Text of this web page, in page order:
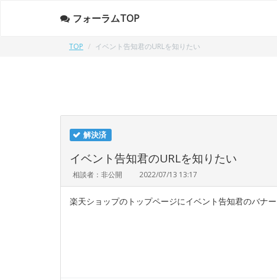
フォーラムTOP
TOP イベント告知君のURLを知りたい
解決済
イベント告知君のURLを知りたい
相談者：非公開 2022/07/13 13:17
楽天ショップのトップページにイベント告知君のバナ